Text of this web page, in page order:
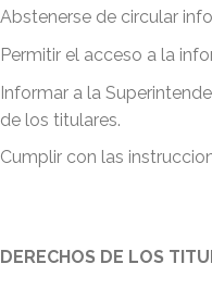
Abstenerse de circular
Permitir el acceso a la
Informar a la
de los titulares.
Cumplir con las
DERECHOS DE LOS